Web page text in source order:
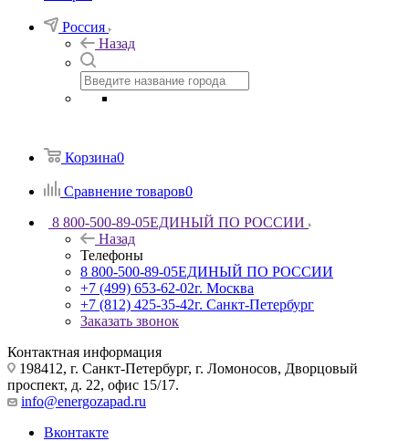
Россия
Назад
Корзина0
Сравнение товаров0
8 800-500-89-05ЕДИНЫЙ ПО РОССИИ
Назад
Телефоны
8 800-500-89-05ЕДИНЫЙ ПО РОССИИ
+7 (499) 653-62-02г. Москва
+7 (812) 425-35-42г. Санкт-Петербург
Заказать звонок
Контактная информация
198412, г. Санкт-Петербург, г. Ломоносов, Дворцовый
проспект, д. 22, офис 15/17.
info@energozapad.ru
Вконтакте